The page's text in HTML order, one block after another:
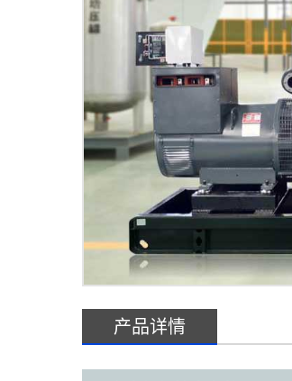
产品详情